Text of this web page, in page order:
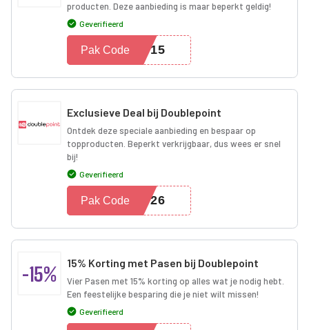
producten. Deze aanbieding is maar beperkt geldig!
Geverifieerd
NG15
Pak Code
Exclusieve Deal bij Doublepoint
Ontdek deze speciale aanbieding en bespaar op
topproducten. Beperkt verkrijgbaar, dus wees er snel
bij!
Geverifieerd
2026
Pak Code
-15% 15% Korting met Pasen bij Doublepoint
Vier Pasen met 15% korting op alles wat je nodig hebt.
Een feestelijke besparing die je niet wilt missen!
Geverifieerd